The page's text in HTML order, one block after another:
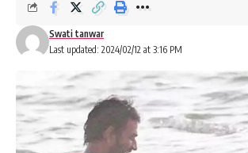
Last updated: 2024/02/12 at 3:16 PM
Swati tanwar